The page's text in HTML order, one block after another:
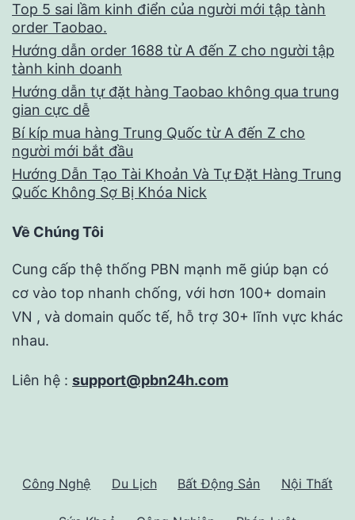
Top 5 sai lầm kinh điển của người mới tập tành
order Taobao.
Hướng dẫn order 1688 từ A đến Z cho người tập
tành kinh doanh
Hướng dẫn tự đặt hàng Taobao không qua trung
gian cực dễ
Bí kíp mua hàng Trung Quốc từ A đến Z cho
người mới bắt đầu
Hướng Dẫn Tạo Tài Khoản Và Tự Đặt Hàng Trung
Quốc Không Sợ Bị Khóa Nick
Về Chúng Tôi
Cung cấp thệ thống PBN mạnh mẽ giúp bạn có
cơ vào top nhanh chống, với hơn 100+ domain
VN , và domain quốc tế, hỗ trợ 30+ lĩnh vực khác
nhau.
Liên hệ : support@pbn24h.com
Công Nghệ Du Lịch Bất Động Sản Nội Thất